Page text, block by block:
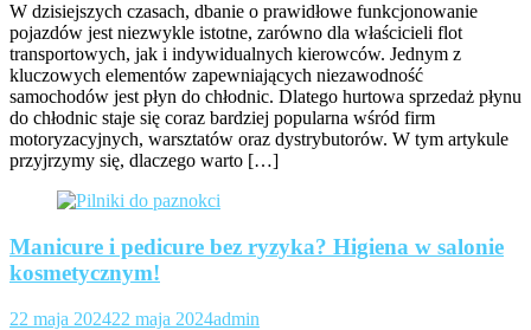
W dzisiejszych czasach, dbanie o prawidłowe funkcjonowanie
pojazdów jest niezwykle istotne, zarówno dla właścicieli flot
transportowych, jak i indywidualnych kierowców. Jednym z
kluczowych elementów zapewniających niezawodność
samochodów jest płyn do chłodnic. Dlatego hurtowa sprzedaż płynu
do chłodnic staje się coraz bardziej popularna wśród firm
motoryzacyjnych, warsztatów oraz dystrybutorów. W tym artykule
przyjrzymy się, dlaczego warto […]
Manicure i pedicure bez ryzyka? Higiena w salonie
kosmetycznym!
22 maja 202422 maja 2024admin